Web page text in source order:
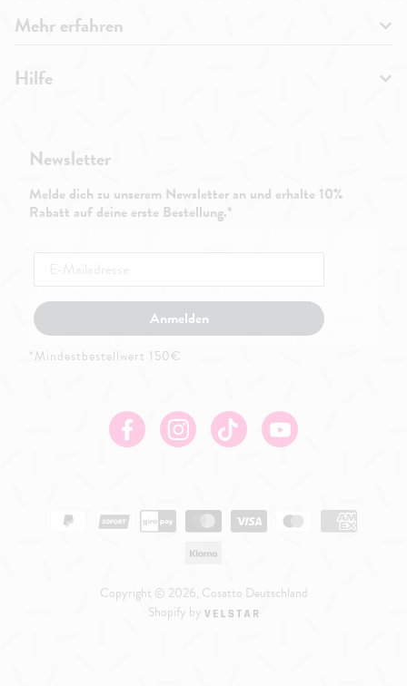
Newsletter
Melde dich zu unserem Newsletter an und erhalte 10%
Rabatt auf deine erste Bestellung.*
Anmelden
*Mindestbestellwert 150€
FacebookInstagramTikTok Youtube
Mehr erfahren
Hilfe
Copyright © 2026, Cosatto Deutschland
Shopify by